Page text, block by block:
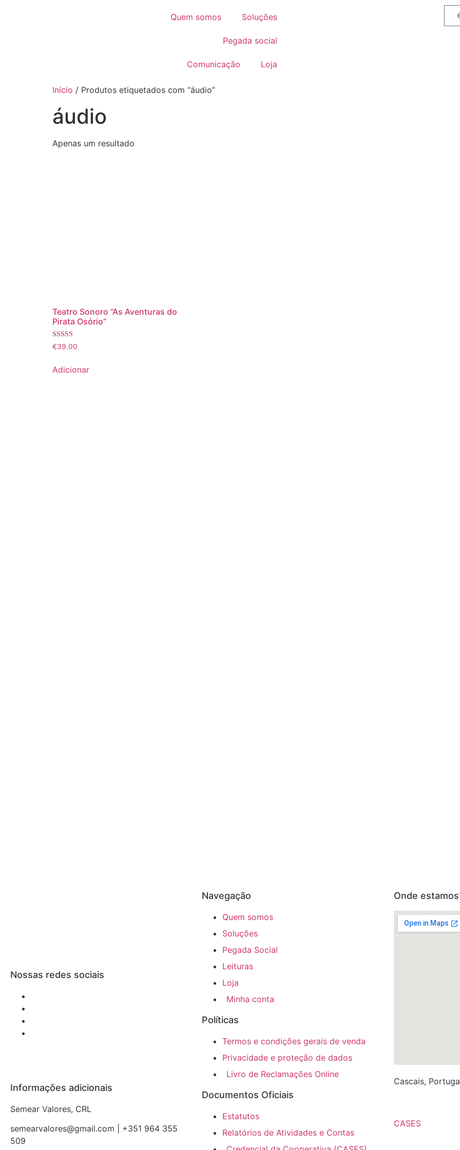
Quem somos Soluções
Pegada social
Comunicação Loja
Início / Produtos etiquetados com “áudio”
áudio
Apenas um resultado
Teatro Sonoro “As Aventuras do
Pirata Osório”
Avaliação
5.00
€39.00
Adicionar
Nossas redes sociais
Informações adicionais
Semear Valores, CRL
semearvalores@gmail.com | +351 964 355
509
Navegação
Quem somos
Soluções
Pegada Social
Leituras
Loja
Minha conta
Políticas
Termos e condições gerais de venda
Privacidade e proteção de dados
Livro de Reclamações Online
Documentos Oficiais
Estatutos
Relatórios de Atividades e Contas
Onde
Cascais,
CASES.